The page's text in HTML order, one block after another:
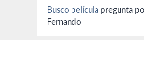
Busco película pregunta
Fernando